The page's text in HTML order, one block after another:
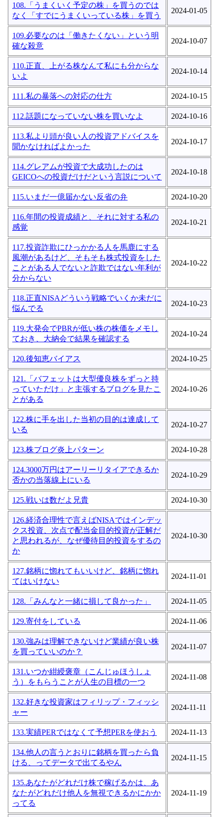
108.「うまくいく予定の株」を買うのでは
なく「すでにうまくいっている株」を買う
2024-01-05
109.必要なのは「働きたくない」という明
確な殺意
2024-10-07
110.正直、上がる株なんて私にも分からな
いよ
2024-10-14
111.私の暴落への対応の仕方 2024-10-15
112.話題になっていない株を買いなよ 2024-10-16
113.私より頭が良い人の投資アドバイスを
聞かなければよかった
2024-10-17
114.グレアムが投資で大成功したのは
GEICOへの投資だけだという言説について
2024-10-18
115.いまだ一億届かない反省の弁 2024-10-20
116.年間の投資成績と、それに対する私の
感覚
2024-10-21
117.投資詐欺にひっかかる人を馬鹿にする
風潮があるけど、そもそも株式投資をした
ことがある人でないと詐欺ではない年利が
分からない
2024-10-22
118.正直NISAどういう戦略でいくか未だに
悩んでる
2024-10-23
119.大発会でPBRが低い株の株価をメモし
ておき、大納会で結果を確認する
2024-10-24
120.後知恵バイアス 2024-10-25
121.「バフェットは大型優良株をずっと持
っていただけ」と主張するブログを見たこ
とがある
2024-10-26
122.株に手を出した当初の目的は達成して
いる
2024-10-27
123.株ブログ炎上パターン 2024-10-28
124.3000万円はアーリーリタイアできるか
否かの当落線上にいる
2024-10-29
125.戦いは数だよ兄貴 2024-10-30
126.経済合理性で言えばNISAではインデッ
クス投資、次点で配当金目的投資が正解だ
と思われるが、なぜ優待目的投資をするの
か
2024-10-30
127.銘柄に惚れてもいいけど、銘柄に惚れ
てはいけない
2024-11-01
128.「みんなと一緒に損して良かった」 2024-11-05
129.寄付をしている 2024-11-06
130.強みは理解できないけど業績が良い株
を買っていいのか？
2024-11-07
131.いつか紺綬褒章（こんじゅほうしょ
う）をもらうことが人生の目標の一つ
2024-11-08
132.好きな投資家はフィリップ・フィッシ
ャー
2024-11-11
133.実績PERではなくて予想PERを使おう 2024-11-13
134.他人の言うとおりに銘柄を買ったら負
ける、ってデータで出てるやん
2024-11-15
135.あなたがどれだけ株で稼げるかは、あ
なたがどれだけ他人を無視できるかにかか
ってる
2024-11-19